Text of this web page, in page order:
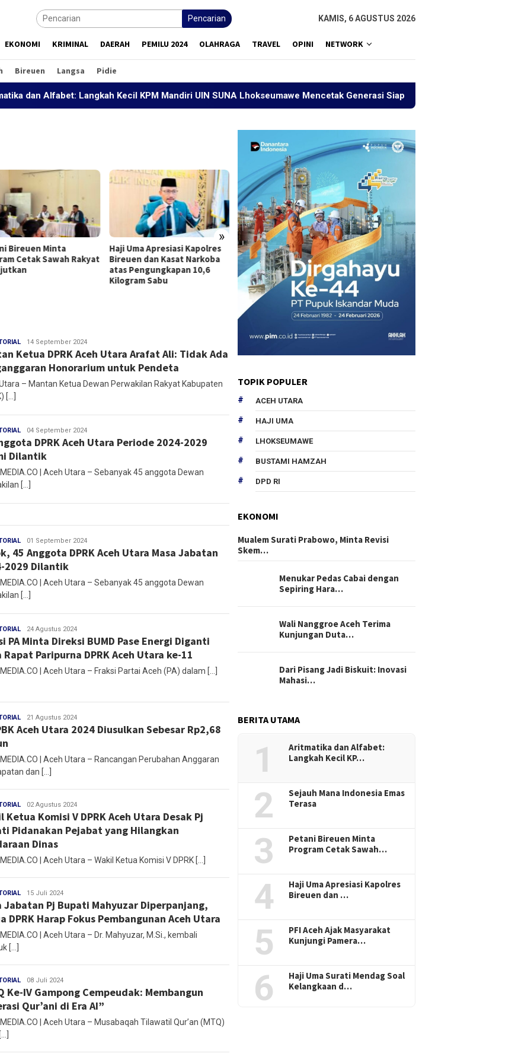
Pencarian KAMIS, 6 AGUSTUS 2026
EKONOMI KRIMINAL DAERAH PEMILU 2024 OLAHRAGA TRAVEL OPINI NETWORK
Bireuen Langsa Pidie
Alfabet: Langkah Kecil KPM Mandiri UIN SUNA Lhokseumawe Mencetak Generasi Siap Bersaing
»
Bireuen Minta
Cetak Sawah Rakyat
Haji Uma Apresiasi Kapolres
Bireuen dan Kasat Narkoba
atas Pengungkapan 10,6
Kilogram Sabu
PFI Aceh Ajak Masyarakat
Kunjungi Pameran Foto
“Prahara Pulau Emas” di
Museum Tsunami
Aritmatika dan Alfabet:
Langkah Kecil KPM Mandiri
UIN SUNA Lhokseumawe
Mencetak Generasi Siap
Mirza
14 September 2024
Ketua DPRK Aceh Utara Arafat Ali: Tidak Ada
Honorarium untuk Pendeta
– Mantan Ketua Dewan Perwakilan Rakyat Kabupaten
[…]
Mirza
04 September 2024
DPRK Aceh Utara Periode 2024-2029
Dilantik
| Aceh Utara – Sebanyak 45 anggota Dewan
[…]
Mirza
01 September 2024
45 Anggota DPRK Aceh Utara Masa Jabatan
2029 Dilantik
| Aceh Utara – Sebanyak 45 anggota Dewan
[…]
Mirza
24 Agustus 2024
PA Minta Direksi BUMD Pase Energi Diganti
Rapat Paripurna DPRK Aceh Utara ke-11
| Aceh Utara – Fraksi Partai Aceh (PA) dalam […]
Mirza
21 Agustus 2024
Aceh Utara 2024 Diusulkan Sebesar Rp2,68
| Aceh Utara – Rancangan Perubahan Anggaran
dan […]
Mirza
02 Agustus 2024
Ketua Komisi V DPRK Aceh Utara Desak Pj
Pidanakan Pejabat yang Hilangkan
Dinas
| Aceh Utara – Wakil Ketua Komisi V DPRK […]
Mirza
15 Juli 2024
Jabatan Pj Bupati Mahyuzar Diperpanjang,
DPRK Harap Fokus Pembangunan Aceh Utara
| Aceh Utara – Dr. Mahyuzar, M.Si., kembali
[…]
Mirza
08 Juli 2024
Ke-IV Gampong Cempeudak: Membangun
Qur’ani di Era AI”
| Aceh Utara – Musabaqah Tilawatil Qur’an (MTQ)
TOPIK POPULER
ACEH UTARA
HAJI UMA
LHOKSEUMAWE
BUSTAMI HAMZAH
DPD RI
EKONOMI
Mualem Surati Prabowo, Minta Revisi
Skem…
Menukar Pedas Cabai dengan
Sepiring Hara…
Wali Nanggroe Aceh Terima
Kunjungan Duta…
Dari Pisang Jadi Biskuit: Inovasi
Mahasi…
BERITA UTAMA
1
Aritmatika dan Alfabet:
Langkah Kecil KP…
2
Sejauh Mana Indonesia Emas
Terasa
3
Petani Bireuen Minta
Program Cetak Sawah…
4
Haji Uma Apresiasi Kapolres
Bireuen dan …
5
PFI Aceh Ajak Masyarakat
Kunjungi Pamera…
6
Haji Uma Surati Mendag Soal
Kelangkaan d…